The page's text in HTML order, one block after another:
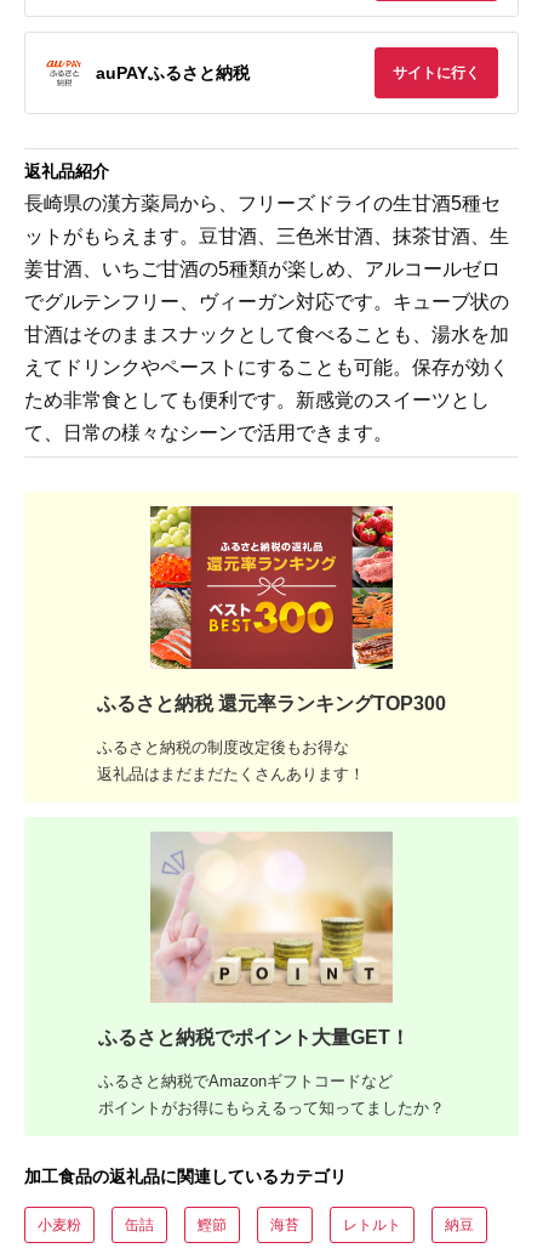
auPAYふるさと納税 サイトに行く
返礼品紹介
長崎県の漢方薬局から、フリーズドライの生甘酒5種セ
ットがもらえます。豆甘酒、三色米甘酒、抹茶甘酒、生
姜甘酒、いちご甘酒の5種類が楽しめ、アルコールゼロ
でグルテンフリー、ヴィーガン対応です。キューブ状の
甘酒はそのままスナックとして食べることも、湯水を加
えてドリンクやペーストにすることも可能。保存が効く
ため非常食としても便利です。新感覚のスイーツとし
て、日常の様々なシーンで活用できます。
ふるさと納税 還元率ランキングTOP300
ふるさと納税の制度改定後もお得な
返礼品はまだまだたくさんあります！
ふるさと納税でポイント大量GET！
ふるさと納税でAmazonギフトコードなど
ポイントがお得にもらえるって知ってましたか？
加工食品の返礼品に関連しているカテゴリ
小麦粉 缶詰 鰹節 海苔 レトルト 納豆